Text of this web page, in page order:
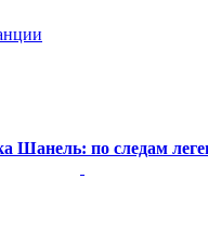
Шанель: по следам